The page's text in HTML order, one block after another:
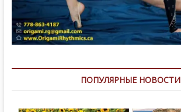
ПОПУЛЯРНЫЕ НОВОСТИ